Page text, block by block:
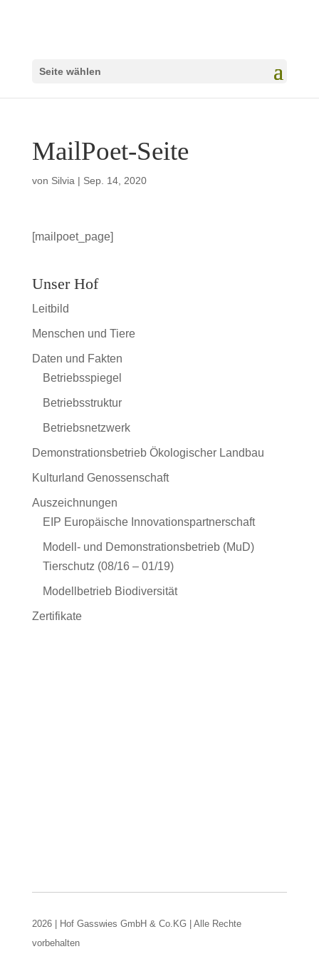
Seite wählen
MailPoet-Seite
von Silvia | Sep. 14, 2020
[mailpoet_page]
Unser Hof
Leitbild
Menschen und Tiere
Daten und Fakten
Betriebsspiegel
Betriebsstruktur
Betriebsnetzwerk
Demonstrationsbetrieb Ökologischer Landbau
Kulturland Genossenschaft
Auszeichnungen
EIP Europäische Innovationspartnerschaft
Modell- und Demonstrationsbetrieb (MuD)
Tierschutz (08/16 – 01/19)
Modellbetrieb Biodiversität
Zertifikate
2026 | Hof Gasswies GmbH & Co.KG | Alle Rechte
vorbehalten